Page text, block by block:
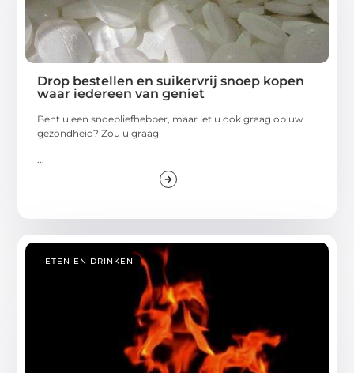
Drop bestellen en suikervrij snoep kopen
waar iedereen van geniet
Bent u een snoepliefhebber, maar let u ook graag op uw
gezondheid? Zou u graag
ETEN EN DRINKEN